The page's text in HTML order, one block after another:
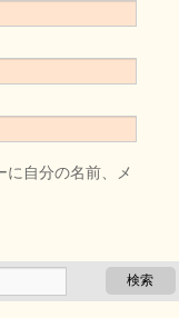
に自分の名前、メ